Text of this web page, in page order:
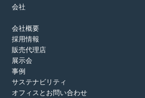
会社
会社概要
採用情報
販売代理店
展示会
事例
サステナビリティ
オフィスとお問い合わせ